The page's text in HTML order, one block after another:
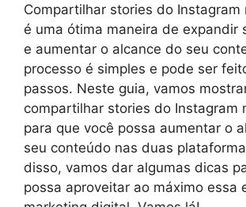
Compartilhar stories do Instagram
é uma ótima maneira de expandir
e aumentar o alcance do seu
processo é simples e pode ser
passos. Neste guia, vamos
compartilhar stories do Instagram
para que você possa aumentar o
seu conteúdo nas duas
disso, vamos dar algumas dicas
possa aproveitar ao máximo essa